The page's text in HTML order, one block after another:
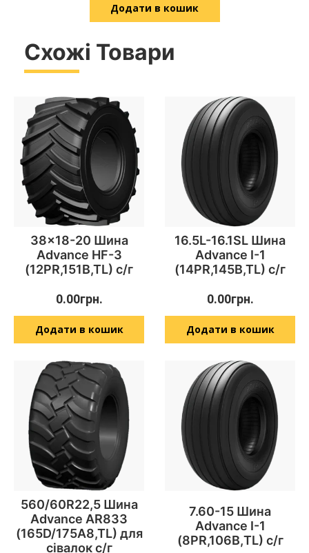
Додати в кошик
Схожі Товари
38×18-20 Шина
Advance HF-3
(12PR,151B,TL) с/г
0.00грн.
Додати в кошик
16.5L-16.1SL Шина
Advance I-1
(14PR,145B,TL) с/г
0.00грн.
Додати в кошик
560/60R22,5 Шина
Advance AR833
(165D/175A8,TL) для
сівалок с/г
7.60-15 Шина
Advance I-1
(8PR,106В,TL) с/г